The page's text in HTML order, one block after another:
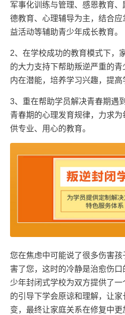
军事化训练与管理、感恩教育
德教育、心理辅导为主，结合
益活动等辅助青少年成长教育。
2、在学校成功的教育模式下，
的大力支持下帮助叛逆严重的
内在潜能，培养学习兴趣，提高
3、重在帮助学员解决青春期遇
青春期的心理发育规律，力求
供专业、用心的教育。
您在焦虑中可能说了很多伤害
害了您，这时的冷静是治愈伤
少年封闭式学校为双方提供了
的引导下学会原谅和理解，让
变，最终让家庭关系在修复中更